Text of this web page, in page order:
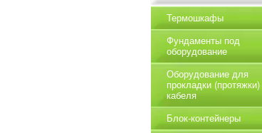
Термошкафы
Фундаменты под
оборудование
Оборудование для
прокладки (протяжки)
кабеля
Блок-контейнеры